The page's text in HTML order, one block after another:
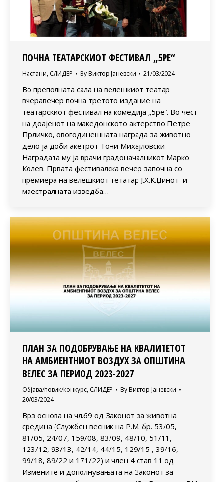
ПОЧНА ТЕАТАРСКИОТ ФЕСТИВАЛ „5РЕ“
Настани, СЛИДЕР By Виктор Јаневски 21/03/2024
Во преполната сала на велешкиот театар
вчеравечер почна третото издание на
театарскиот фестивал на комедија „5ре“. Во чест
на доајенот на македонското актерство Петре
Прличко, овогодинешната награда за животно
дело ја доби акетрот Тони Михајловски.
Наградата му ја врачи градоначалникот Марко
Колев. Првата фестивалска вечер започна со
премиера на велешкиот тетатар Ј.Х.К.Џинот и
маестралната изведба…
ПЛАН ЗА ПОДОБРУВАЊЕ НА КВАЛИТЕТОТ
НА АМБИЕНТНИОТ ВОЗДУХ ЗА ОПШТИНА
ВЕЛЕС ЗА ПЕРИОД 2023-2027
Објава/повик/конкурс, СЛИДЕР By Виктор Јаневски
20/03/2024
Врз основа на чл.69 од Законот за животна
средина (Службен весник на Р.М. бр. 53/05,
81/05, 24/07, 159/08, 83/09, 48/10, 51/11,
123/12, 93/13, 42/14, 44/15, 129/15 , 39/16,
99/18, 89/22 и 171/22) и член 4 став 11 од
Измените и дополнувањата на Законот за